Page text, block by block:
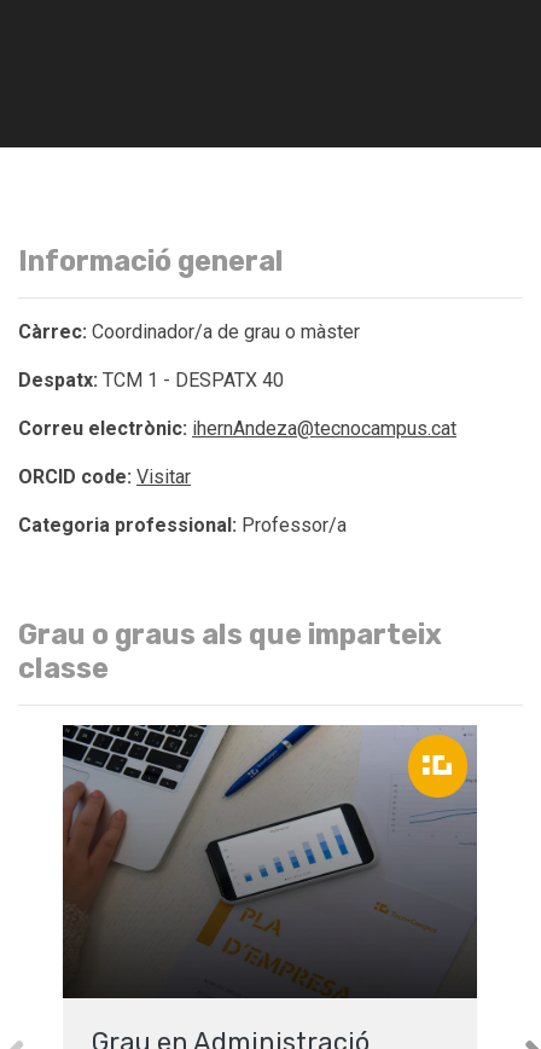
Informació general
Càrrec: Coordinador/a de grau o màster
Despatx: TCM 1 - DESPATX 40
Correu electrònic: ihernAndeza@tecnocampus.cat
ORCID code: Visitar
Categoria professional: Professor/a
Grau o graus als que imparteix
classe
Grau en Administració